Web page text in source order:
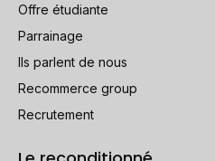
Offre étudiante
Parrainage
Ils parlent de nous
Recommerce group
Recrutement